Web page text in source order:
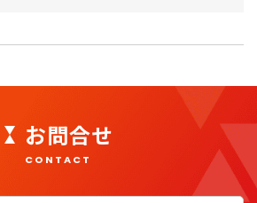
お問合せ
CONTACT